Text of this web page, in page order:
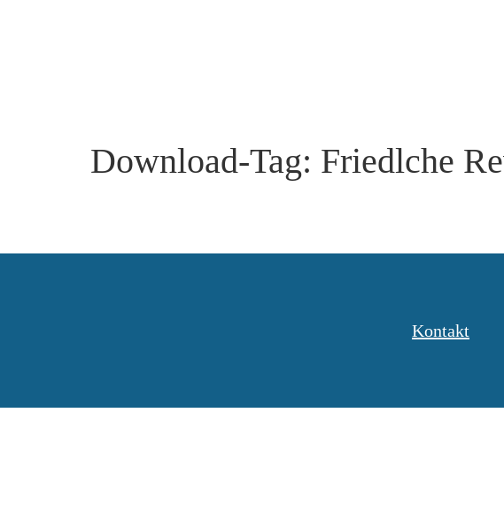
Download-Tag: Friedlche
Kontakt